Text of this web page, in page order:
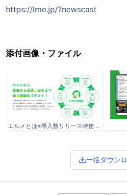
https://lme.jp/?newscast
添付画像・ファイル
エルメとは※導入数リリース時使用.png
一括ダウン